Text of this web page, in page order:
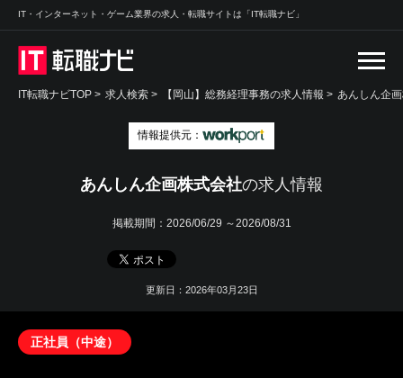
IT・インターネット・ゲーム業界の求人・転職サイトは「IT転職ナビ」
IT転職ナビTOP > 求人検索 > 【岡山】総務経理事務の求人情報 > あんしん企
情報提供元：
あんしん企画株式会社の求人情報
掲載期間： 2026/06/29 ～2026/08/31
更新日：2026年03月23日
正社員（中途）